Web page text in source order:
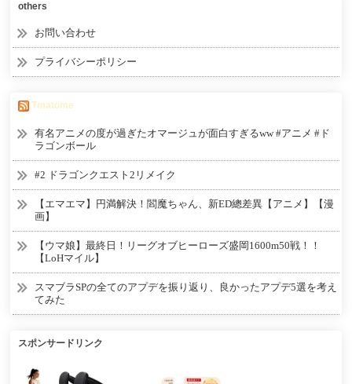
others
お問い合わせ
プライバシーポリシー
Tmatome
有名アニメの度が過ぎたオマージュが面白すぎるww #アニメ #ド
ラゴンボール
#2 ドラゴンクエスト2リメイク
【エマエマ】円満解決！閻魔ちゃん、新ED總差異【アニメ】【漫
画】
【ウマ娘】最終日！リーグオブヒーローズ盛岡1600m50戦！！
【LoHマイル】
スマブラSPの全てのアプデを振り返り、良かったアプデ5選を考え
てみた
スポンサードリンク